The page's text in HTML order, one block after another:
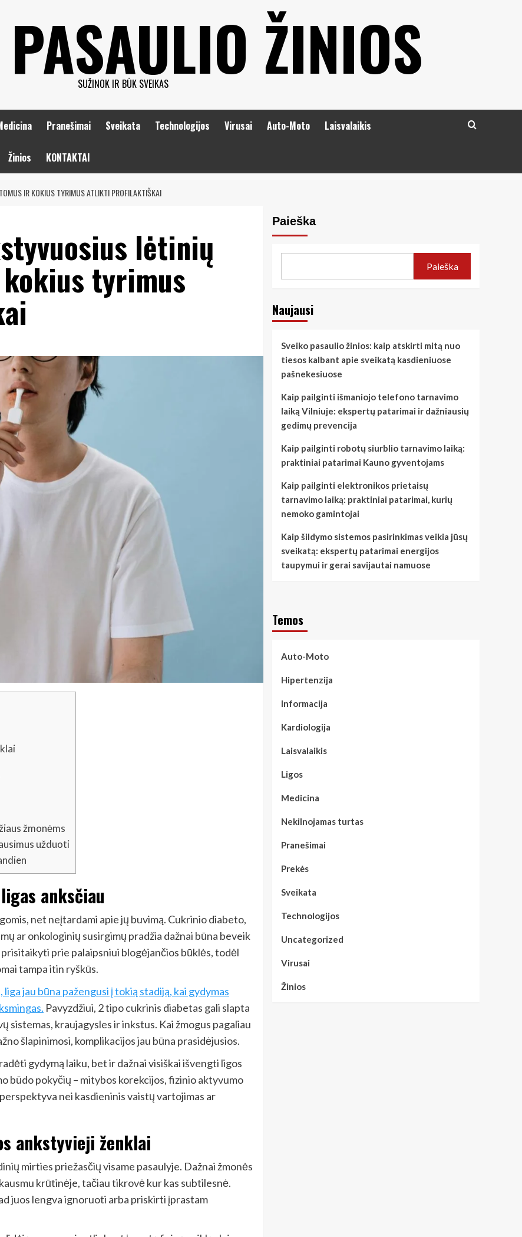
ŽINIOS
SUŽINOK IR BŪK SVEIKAS
Pranešimai Sveikata Technologijos Virusai Auto-Moto Laisvalaikis
Žinios KONTAKTAI
IR KOKIUS TYRIMUS ATLIKTI PROFILAKTIŠKAI
lėtinių
tyrimus
žmonėms
užduoti
anksčiau
net neįtardami apie jų buvimą. Cukrinio diabeto,
ar onkologinių susirgimų pradžia dažnai būna beveik
prie palaipsniui blogėjančios būklės, todėl
tampa itin ryškūs.
jau būna pažengusi į tokią stadiją, kai gydymas
Pavyzdžiui, 2 tipo cukrinis diabetas gali slapta
sistemas, kraujagysles ir inkstus. Kai žmogus pagaliau
šlapinimosi, komplikacijos jau būna prasidėjusios.
gydymą laiku, bet ir dažnai visiškai išvengti ligos
būdo pokyčių – mitybos korekcijos, fizinio aktyvumo
nei kasdieninis vaistų vartojimas ar
ankstyvieji ženklai
mirties priežasčių visame pasaulyje. Dažnai žmonės
krūtinėje, tačiau tikrovė kur kas subtilesnė.
juos lengva ignoruoti arba priskirti įprastam
Paieška
Paieška
Naujausi
Sveiko pasaulio žinios: kaip atskirti mitą nuo
tiesos kalbant apie sveikatą kasdieniuose
pašnekesiuose
Kaip pailginti išmaniojo telefono tarnavimo
laiką Vilniuje: ekspertų patarimai ir dažniausių
gedimų prevencija
Kaip pailginti robotų siurblio tarnavimo laiką:
praktiniai patarimai Kauno gyventojams
Kaip pailginti elektronikos prietaisų
tarnavimo laiką: praktiniai patarimai, kurių
nemoko gamintojai
Kaip šildymo sistemos pasirinkimas veikia jūsų
sveikatą: ekspertų patarimai energijos
taupymui ir gerai savijautai namuose
Temos
Auto-Moto
Hipertenzija
Informacija
Kardiologija
Laisvalaikis
Ligos
Medicina
Nekilnojamas turtas
Pranešimai
Prekės
Sveikata
Technologijos
Uncategorized
Virusai
Žinios